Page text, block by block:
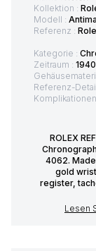
Kollektion :
Modell :
Referenz :
Kategorie :
Zeitraum :
Referenz-
ROLEX
4062.
gold
register,
Lesen